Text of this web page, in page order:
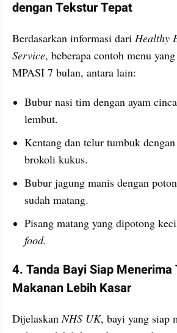
dengan Tekstur Tepat
Berdasarkan informasi dari Healthy
Service, beberapa contoh menu
MPASI 7 bulan, antara lain:
Bubur nasi tim dengan ayam
lembut.
Kentang dan telur tumbuk
brokoli kukus.
Bubur jagung manis dengan
sudah matang.
Pisang matang yang dipotong
food.
4. Tanda Bayi Siap
Makanan Lebih Kasar
Dijelaskan NHS UK, bayi yang siap